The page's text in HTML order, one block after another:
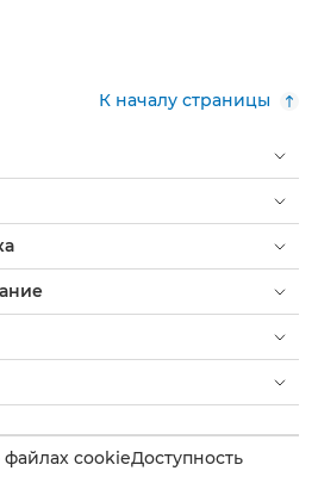
К началу страницы
cookieДоступность